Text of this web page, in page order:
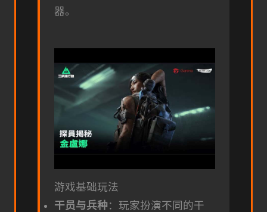
器。
游戏基础玩法
干员与兵种 ：玩家扮演不同的干